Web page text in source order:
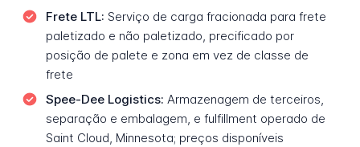
Frete LTL: Serviço de carga fracionada para frete
paletizado e não paletizado, precificado por
posição de palete e zona em vez de classe de
frete
Spee-Dee Logistics: Armazenagem de terceiros,
separação e embalagem, e fulfillment operado de
Saint Cloud, Minnesota; preços disponíveis